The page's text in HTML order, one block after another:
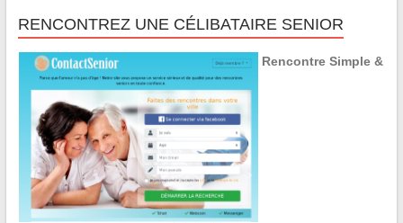
RENCONTREZ UNE CÉLIBATAIRE SENIOR
Rencontre Simple &